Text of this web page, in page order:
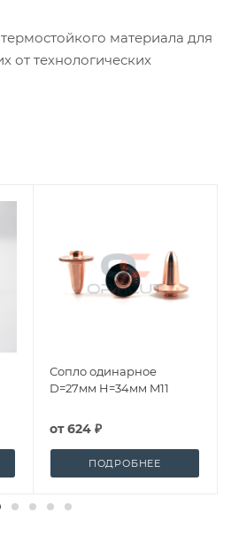
материала для
от технологических
Сопло одинарное
D=27мм H=34мм M11
от624 ₽
ПОДРОБНЕЕ